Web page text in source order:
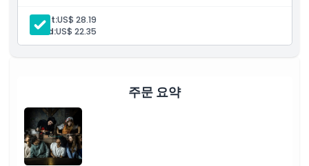
포함되지 않는 사항
위치
Adult:US$ 28.19
Child:US$ 22.35
주문 요약